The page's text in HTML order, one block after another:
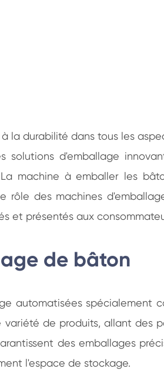
durabilité dans tous les
d'emballage
machine à emballer les
rôle des machines
et présentés aux
de bâton
automatisées spécialement
de produits, allant des
des emballages
l'espace de stockage.